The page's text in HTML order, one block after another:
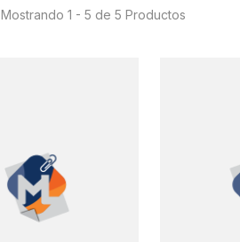
Mostrando 1 - 5 de 5 Productos